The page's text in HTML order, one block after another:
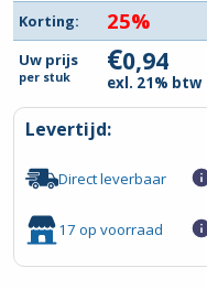
Korting:
25%
Uw prijs
per stuk €0,94
exl. 21% btw
Levertijd:
Direct leverbaar
17 op voorraad